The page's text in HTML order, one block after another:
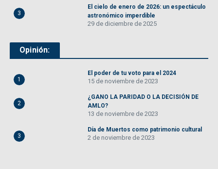
3
El cielo de enero de 2026: un espectáculo
astronómico imperdible
29 de diciembre de 2025
Opinión:
1
El poder de tu voto para el 2024
15 de noviembre de 2023
2
¿GANO LA PARIDAD O LA DECISIÓN DE
AMLO?
13 de noviembre de 2023
3
Día de Muertos como patrimonio cultural
2 de noviembre de 2023